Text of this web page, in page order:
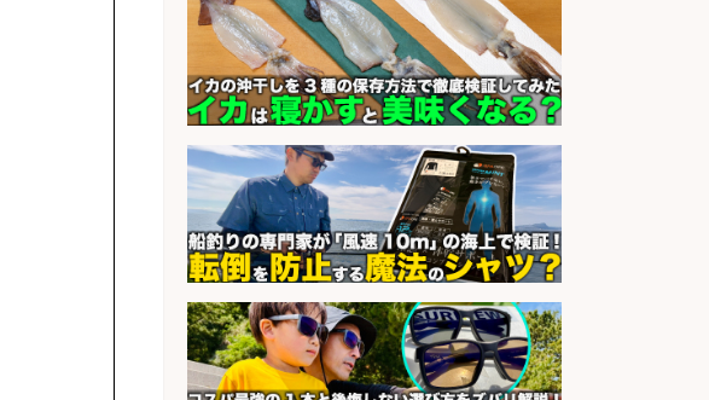
会社名
魚と肴 いとおかし 魚と肴 いとお
かし
sponsored by 求人ボックス
日払いOKで即日収入/製造スタッフ/
「堺市堺区」入社祝金10万円/堺市
堺区の工場で自転車部品や釣り具の
組立/日払いOK・未経験歓迎&土日
祝休みで年間休日126日/大阪府
会社名
ーズ株式会社
sponsored by 求人ボックス